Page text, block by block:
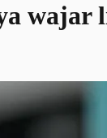
wajar